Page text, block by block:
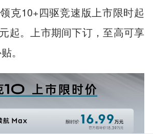
克10+四驱竞速版上市限时起
起。上市期间下订，至高可享
。